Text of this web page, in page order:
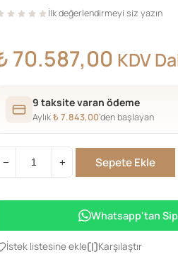
İlk değerlendirmeyi siz yazın
70.587,00 KDV
9 taksite varan ödeme
Aylık₺7.843,00’den başlayan
−
Lükens
+ Sepete Ekle
Whatsapp'tan
İstek listesine ekle Karşılaştır